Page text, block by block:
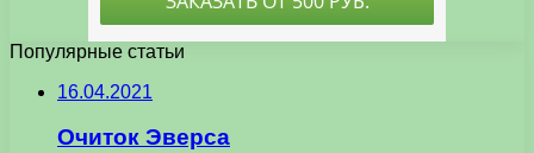
Популярные статьи
16.04.2021
Очиток Эверса